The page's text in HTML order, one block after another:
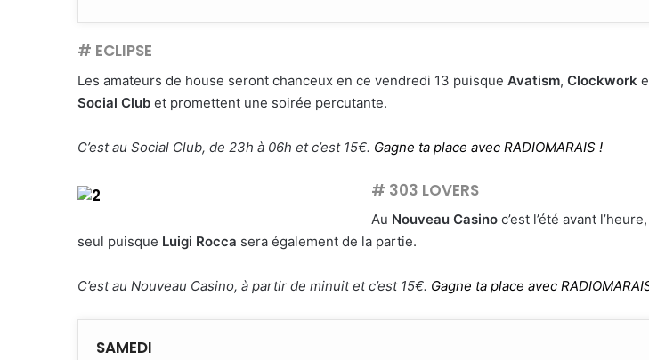
# ECLIPSE
Les amateurs de house seront chanceux en ce vendredi 13 puisque Avatism, Clockwork
Social Club et promettent une soirée percutante.
C’est au Social Club, de 23h à 06h et c’est 15€. Gagne ta place avec RADIOMARAIS !
# 303 LOVERS
Au Nouveau Casinoc’est l’été avant l’heure,
seul puisque Luigi Rocca sera également de la partie.
C’est au Nouveau Casino, à partir de minuit et c’est 15€. Gagne ta place avec
SAMEDI